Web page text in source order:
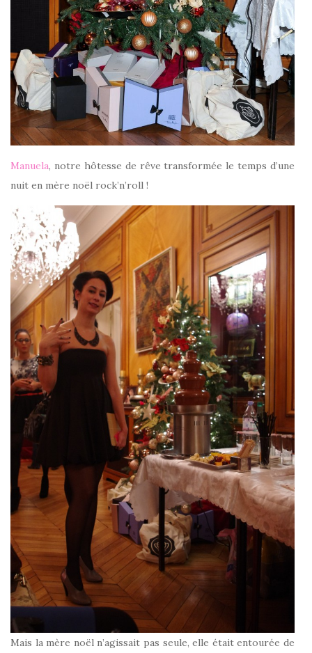
Manuela, notre hôtesse de rêve transformée le temps d’une
nuit en mère noël rock’n’roll !
Mais la mère noël n’agissait pas seule, elle était entourée de